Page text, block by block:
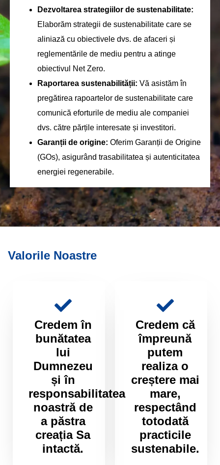
Dezvoltarea strategiilor de sustenabilitate:
Elaborăm strategii de sustenabilitate care se
aliniază cu obiectivele dvs. de afaceri și
reglementările de mediu pentru a atinge
obiectivul Net Zero.
Raportarea sustenabilității: Vă asistăm în
pregătirea rapoartelor de sustenabilitate care
comunică eforturile de mediu ale companiei
dvs. către părțile interesate și investitori.
Garanții de origine: Oferim Garanții de Origine
(GOs), asigurând trasabilitatea și autenticitatea
energiei regenerabile.
Valorile Noastre
Credem în
bunătatea
lui
Dumnezeu
și în
responsabilitatea
noastră de
a păstra
creația Sa
intactă.
Credem că
împreună
putem
realiza o
creștere mai
mare,
respectând
totodată
practicile
sustenabile.